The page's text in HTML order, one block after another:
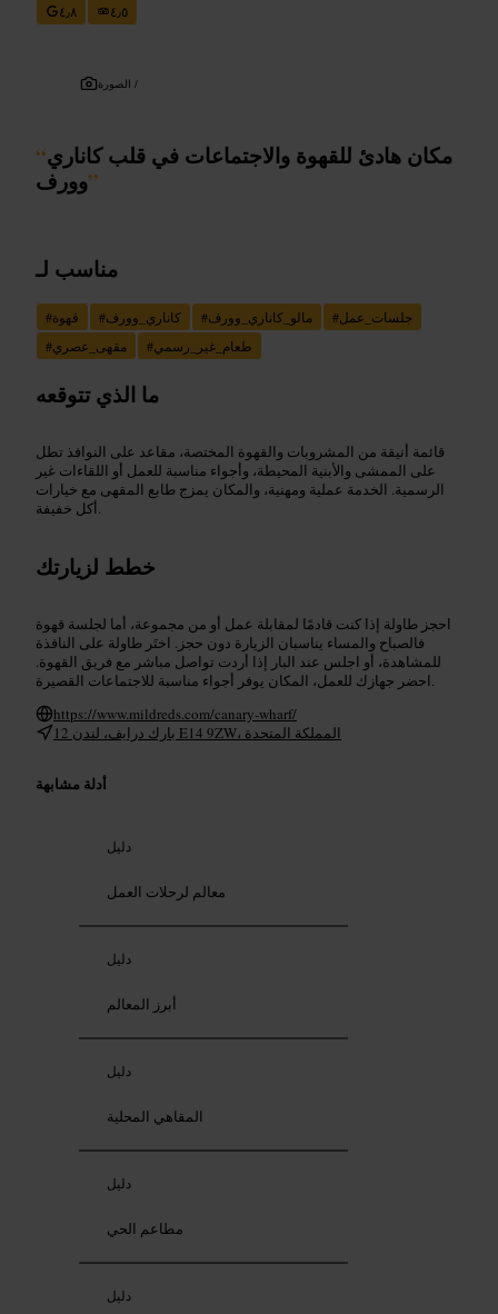
٤٫٨
٤٫٥
الصورة /
“مكان هادئ للقهوة والاجتماعات في قلب كاناري
وورف”
مناسب لـ
#قهوة #كاناري_وورف #مالو_كاناري_وورف #جلسات_عمل
#مقهى_عصري #طعام_غير_رسمي
ما الذي تتوقعه
قائمة أنيقة من المشروبات والقهوة المختصة، مقاعد على النوافذ تطل
على الممشى والأبنية المحيطة، وأجواء مناسبة للعمل أو اللقاءات غير
الرسمية. الخدمة عملية ومهنية، والمكان يمزج طابع المقهى مع خيارات
أكل خفيفة.
خطط لزيارتك
احجز طاولة إذا كنت قادمًا لمقابلة عمل أو من مجموعة، أما لجلسة قهوة
فالصباح والمساء يناسبان الزيارة دون حجز. اختَر طاولة على النافذة
للمشاهدة، أو اجلس عند البار إذا أردت تواصل مباشر مع فريق القهوة.
احضر جهازك للعمل، المكان يوفر أجواء مناسبة للاجتماعات القصيرة.
https://www.mildreds.com/canary-wharf/
12 بارك درايف، لندن E14 9ZW، المملكة المتحدة
أدلة مشابهة
دليل
معالم لرحلات العمل
دليل
أبرز المعالم
دليل
المقاهي المحلية
دليل
مطاعم الحي
دليل